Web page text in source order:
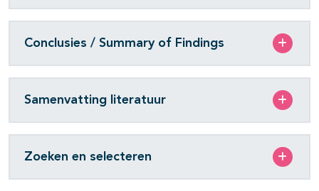
Conclusies / Summary of Findings
Samenvatting literatuur
Zoeken en selecteren